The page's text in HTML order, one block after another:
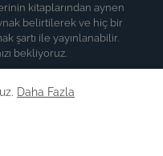
kitaplarından aynen
belirtilerek ve hiç bir
şartı ile yayınlanabilir.
bekliyoruz.
Daha Fazla